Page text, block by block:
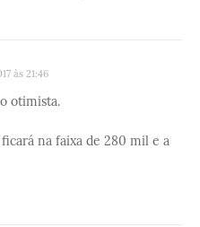
às 21:46
otimista.
na faixa de 280 mil e a